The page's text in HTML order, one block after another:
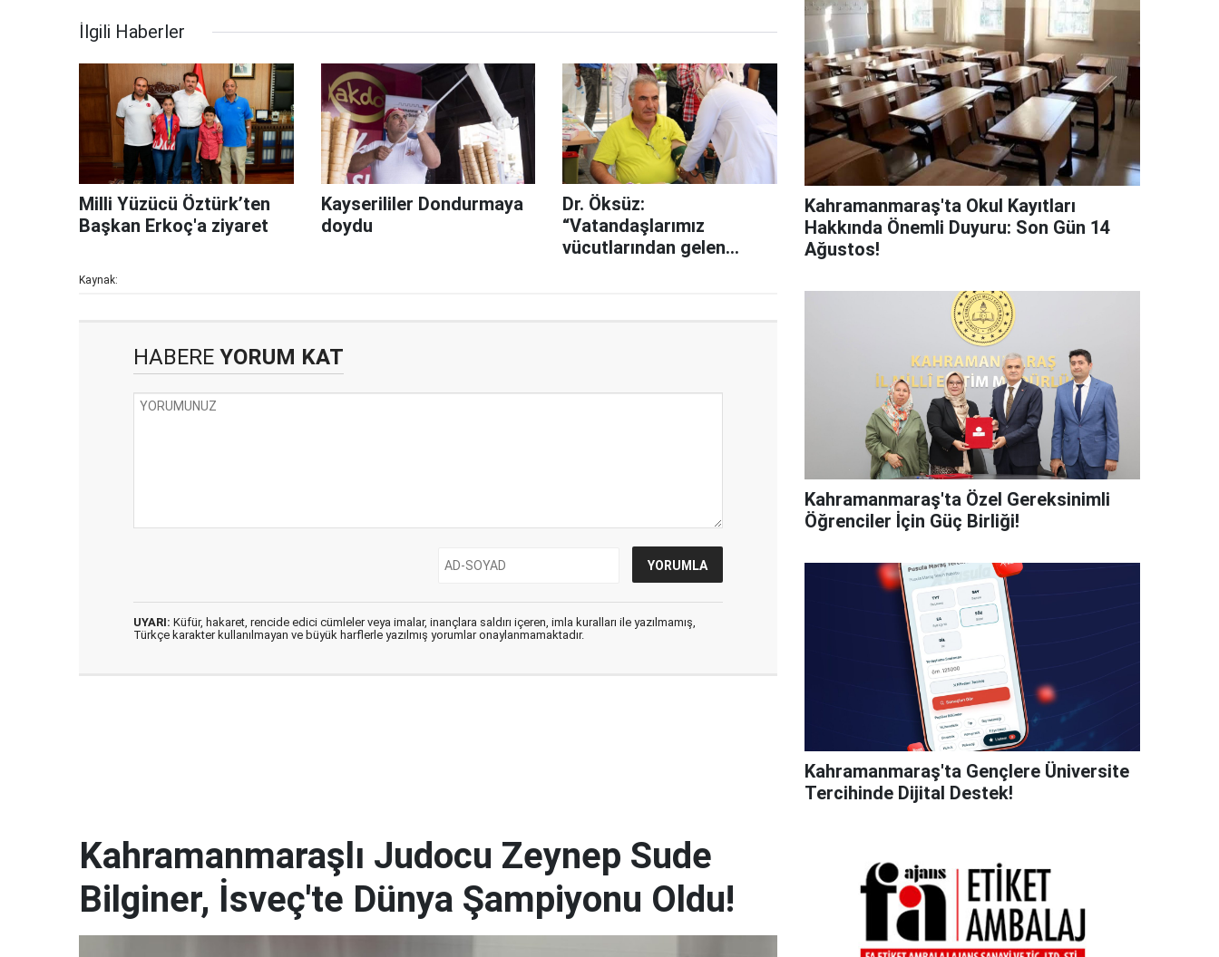
İlgili Haberler
Milli Yüzücü Öztürk’ten
Başkan Erkoç'a ziyaret
Kayserililer Dondurmaya
doydu
Dr. Öksüz:
“Vatandaşlarımız
vücutlarından gelen
Kaynak:
HABERE YORUM KAT
UYARI: Küfür, hakaret, rencide edici cümleler veya imalar, inançlara saldırı içeren, imla kuralları ile yazılmamış,
Türkçe karakter kullanılmayan ve büyük harflerle yazılmış yorumlar onaylanmamaktadır.
Kahramanmaraş'ta Okul Kayıtları
Hakkında Önemli Duyuru: Son Gün 14
Ağustos!
Kahramanmaraş'ta Özel Gereksinimli
Öğrenciler İçin Güç Birliği!
Kahramanmaraş'ta Gençlere Üniversite
Tercihinde Dijital Destek!
Kahramanmaraşlı Judocu Zeynep Sude
Bilginer, İsveç'te Dünya Şampiyonu Oldu!